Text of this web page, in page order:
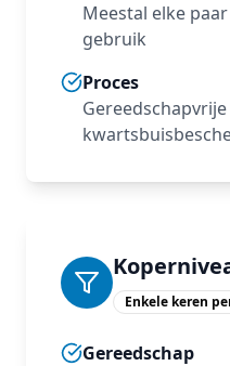
Meestal elke
gebruik
Proces
Enkele keren
Gereedschap